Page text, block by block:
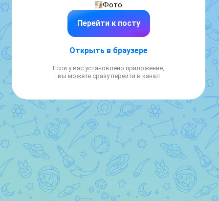
Фото
Перейти к посту
Открыть в браузере
Если у вас установлено приложение,
вы можете сразу перейти в канал